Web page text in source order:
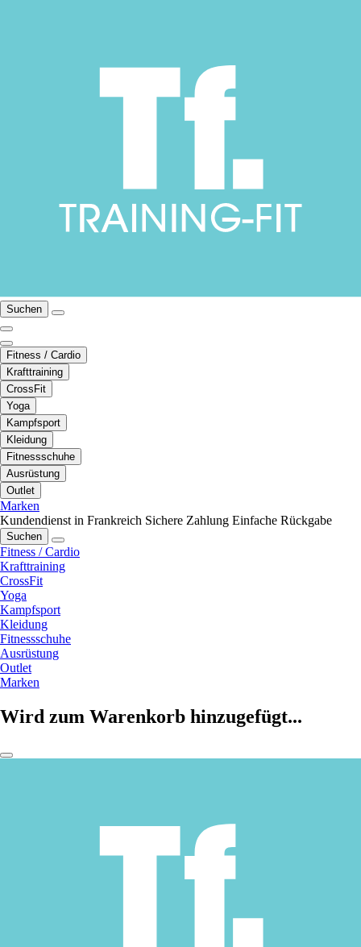
Suchen
Fitness / Cardio
Krafttraining
CrossFit
Yoga
Kampfsport
Kleidung
Fitnessschuhe
Ausrüstung
Outlet
Marken
Kundendienst in Frankreich Sichere Zahlung Einfache Rückgabe
Suchen
Fitness / Cardio
Krafttraining
CrossFit
Yoga
Kampfsport
Kleidung
Fitnessschuhe
Ausrüstung
Outlet
Marken
Wird zum Warenkorb hinzugefügt...